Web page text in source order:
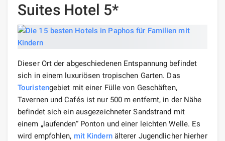
Suites Hotel 5*
Dieser Ort der abgeschiedenen Entspannung befindet
sich in einem luxuriösen tropischen Garten. Das
Touristengebiet mit einer Fülle von Geschäften,
Tavernen und Cafés ist nur 500 m entfernt, in der Nähe
befindet sich ein ausgezeichneter Sandstrand mit
einem „laufenden“ Ponton und einer leichten Welle. Es
wird empfohlen, mit Kindernälterer Jugendlicher hierher